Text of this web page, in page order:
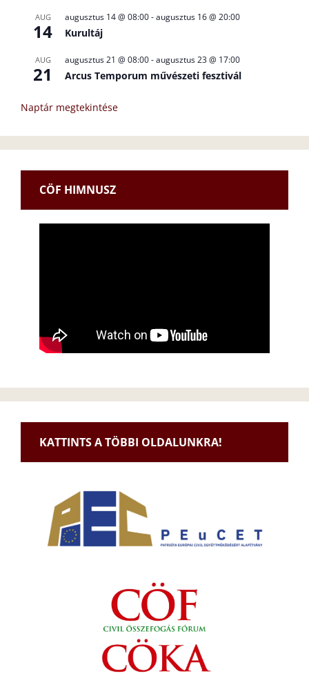
AUG
14
augusztus 14 @ 08:00-augusztus 16 @ 20:00
Kurultáj
AUG
21
augusztus 21 @ 08:00-augusztus 23 @ 17:00
Arcus Temporum művészeti fesztivál
Naptár megtekintése
CÖF HIMNUSZ
KATTINTS A TÖBBI OLDALUNKRA!